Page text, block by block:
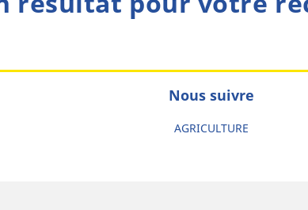
Nous suivre
AGRICULTURE